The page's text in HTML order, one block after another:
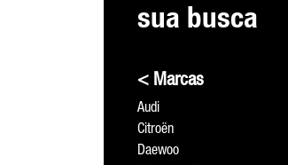
sua busca
< Marcas
Audi
Citroën
Daewoo